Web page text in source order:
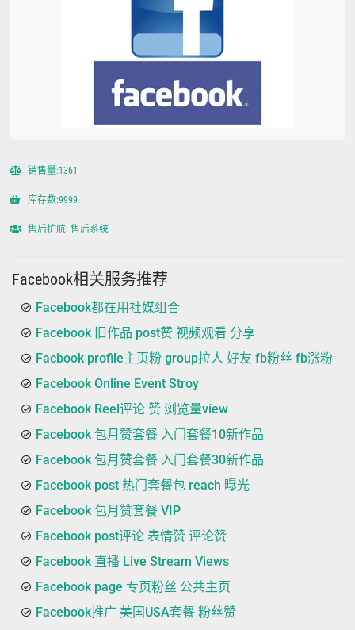
销售量:1361
库存数:9999
售后护航: 售后系统
Facebook相关服务推荐
Facebook都在用社媒组合
Facebook 旧作品 post赞 视频观看 分享
Facbook profile主页粉 group拉人 好友 fb粉丝 fb涨粉
Facebook Online Event Stroy
Facebook Reel评论 赞 浏览量view
Facebook 包月赞套餐 入门套餐10新作品
Facebook 包月赞套餐 入门套餐30新作品
Facebook post 热门套餐包 reach 曝光
Facebook 包月赞套餐 VIP
Facebook post评论 表情赞 评论赞
Facebook 直播 Live Stream Views
Facebook page 专页粉丝 公共主页
Facebook推广 美国USA套餐 粉丝赞